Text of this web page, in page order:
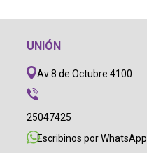
UNIÓN
Av 8 de Octubre 4100
25047425
Escribinos por WhatsApp